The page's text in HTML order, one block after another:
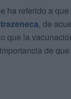
ha referido a que
, de
que la
de